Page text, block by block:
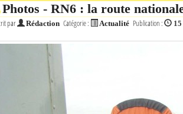
Photos - RN6 : la route
par Rédaction Catégorie : Actualité Publication :